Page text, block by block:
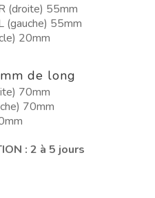
(droite) 55mm
55mm
20mm
de long
70mm
70mm
: 2 à 5 jours